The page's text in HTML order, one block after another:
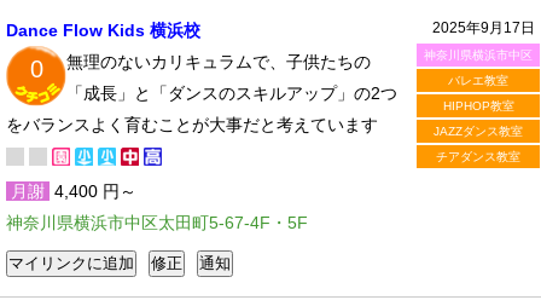
2025年9月17日
神奈川県横浜市中区
バレエ教室
HIPHOP教室
JAZZダンス教室
チアダンス教室
Dance Flow Kids 横浜校
0
無理のないカリキュラムで、子供たちの
「成長」と「ダンスのスキルアップ」の2つ
をバランスよく育むことが大事だと考えています
月謝 4,400 円～
神奈川県横浜市中区太田町5-67-4F・5F